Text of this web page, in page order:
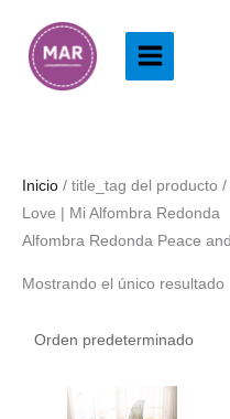
contenido
Inicio / title_tag del producto
Love | Mi Alfombra Redonda
Alfombra Redonda Peace
Mostrando el único resultado